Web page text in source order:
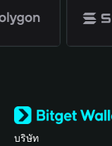
บริษัท